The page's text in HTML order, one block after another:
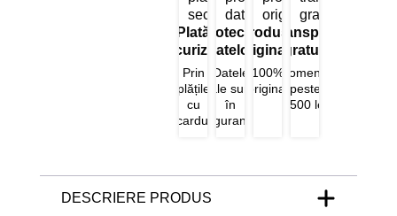
Plată
securizată
Prin
plățile
cu
cardul
Protecția
datelor
Datele
tale sunt
în
siguranță
Produse
originale
100%
original
Transport
gratuit
Comenzi
peste
1500 lei
DESCRIERE PRODUS